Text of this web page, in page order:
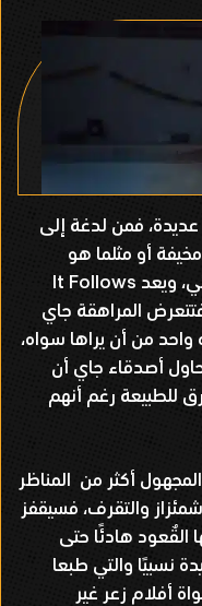
فمن لدغة إلى
أو مثلما هو
الوضع هنا تنتقل من شريط مقطع مرئي، ويعد It Follows
المراهقة جاي
واحد من أن يراها سواه،
أصدقاء جاي أن
للطبيعة رغم أنهم
أكثر من المناظر
والتقرف، فسيقفز
القٌعود هادئًا حتى
نسبيًا والتي طبعا
أفلام زعر غير